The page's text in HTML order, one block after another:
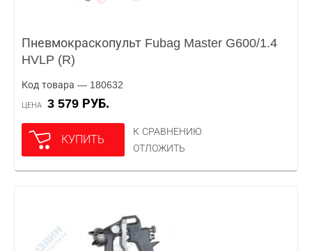
Пневмокраскопульт Fubag Master G600/1.4
HVLP (R)
Код товара — 180632
ЦЕНА 3 579 РУБ.
КУПИТЬ
К СРАВНЕНИЮ
ОТЛОЖИТЬ